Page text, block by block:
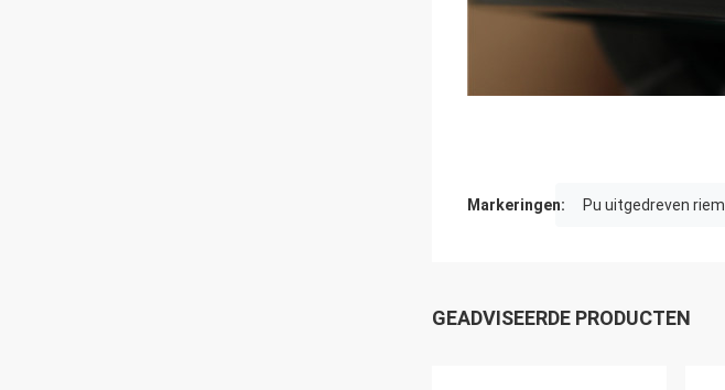
Markeringen: Pu uitgedreven riem
GEADVISEERDE PRODUCTEN